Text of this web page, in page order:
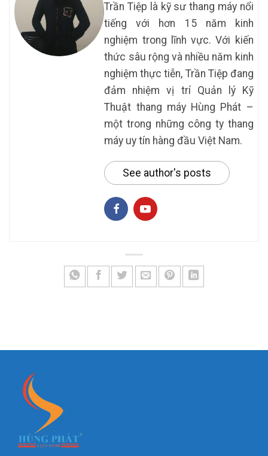
Trần Tiệp là kỹ sư thang máy nổi
tiếng với hơn 15 năm kinh
nghiệm trong lĩnh vực. Với kiến
thức sâu rộng và nhiều năm kinh
nghiệm thực tiễn, Trần Tiệp đang
đảm nhiệm vị trí Quản lý Kỹ
Thuật thang máy Hùng Phát –
một trong những công ty thang
máy uy tín hàng đầu Việt Nam.
See author's posts